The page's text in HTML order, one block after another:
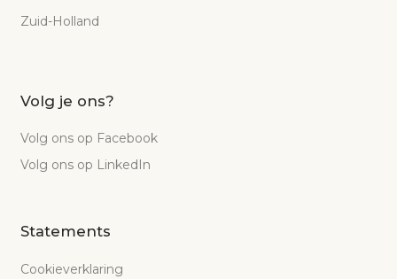
Zuid-Holland
Volg je ons?
Volg ons op Facebook
Volg ons op LinkedIn
Statements
Cookieverklaring